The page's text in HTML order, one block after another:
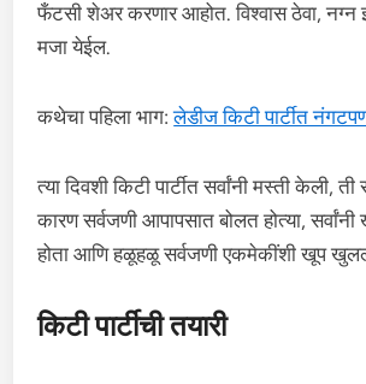
फँटसी शेअर करणार आहोत. विश्वास ठेवा, नग्न
मजा येईल.
कथेचा पहिला भाग:लेडीज किटी पार्टीत
त्या दिवशी किटी पार्टीत सर्वांनी मस्ती केली,
कारण सर्वजणी आपापसात बोलत होत्या,
होता आणि हळूहळू सर्वजणी एकमेकींशी खूप
किटी पार्टीची तयारी